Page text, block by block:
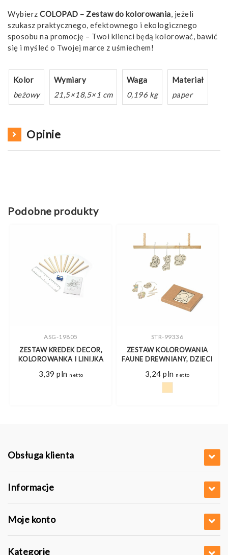
Wybierz COLOPAD – Zestaw do kolorowania, jeżeli
szukasz praktycznego, efektownego i ekologicznego
sposobu na promocję – Twoi klienci będą kolorować, bawić
się i myśleć o Twojej marce z uśmiechem!
Kolor
beżowy
Wymiary
21,5×18,5×1 cm
Waga
0,196 kg
Materiał
paper
Opinie
Podobne produkty
ASG-19805
ZESTAW KREDEK DECOR,
KOLOROWANKA I LINIJKA
3,39 pln netto
STR-99336
ZESTAW KOLOROWANIA
FAUNE DREWNIANY, DZIECI
3,24 pln netto
Obsługa klienta
Informacje
Moje konto
Kategorie